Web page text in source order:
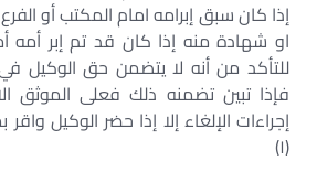
إذا كان سبق إبرامه امام المكتب أو
او شهادة منه إذا كان قد تم إبر
للتأكد من أنه لا يتضمن حق الوكيل
فإذا تبين تضمنه ذلك فعلى الموثق
إجراءات الإلغاء إلا إذا حضر الوكيل
(۱)